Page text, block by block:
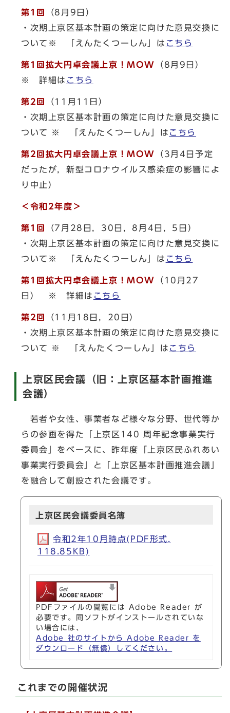
第1回
（8月9日）
・次期上京区基本計画の策定に向けた意見交換に
ついて※ 「えんたくつーしん」は こちら
第1回拡大円卓会議上京！MOW
（8月9日）
※ 詳細は こちら
第2回
（11月11日）
・次期上京区基本計画の策定に向けた意見交換に
ついて ※ 「えんたくつーしん」は こちら
第2回拡大円卓会議上京！MOW
（3月4日予定
だったが，新型コロナウイルス感染症の影響によ
り中止）
＜令和2年度＞
第1回
（7月28日，30日，8月4日，5日）
・次期上京区基本計画の策定に向けた意見交換に
ついて※ 「えんたくつーしん」は こちら
第1回拡大円卓会議上京！MOW
（10月27
日） ※ 詳細は こちら
第2回
（11月18日，20日）
・次期上京区基本計画の策定に向けた意見交換に
ついて ※ 「えんたくつーしん」は こちら
上京区民会議（旧：上京区基本計画推進
会議）
若者や女性、事業者など様々な分野、世代等か
らの参画を得た「上京区140 周年記念事業実行
委員会」をベースに、昨年度「上京区民ふれあい
事業実行委員会」と「上京区基本計画推進会議」
を融合して創設された会議です。
上京区民会議委員名簿
令和2年10月時点(PDF形式,
118.85KB)
PDFファイルの閲覧には Adobe Reader が
必要です。同ソフトがインストールされていな
い場合には、
Adobe 社のサイトから Adobe Reader を
ダウンロード（無償）してください。
これまでの開催状況